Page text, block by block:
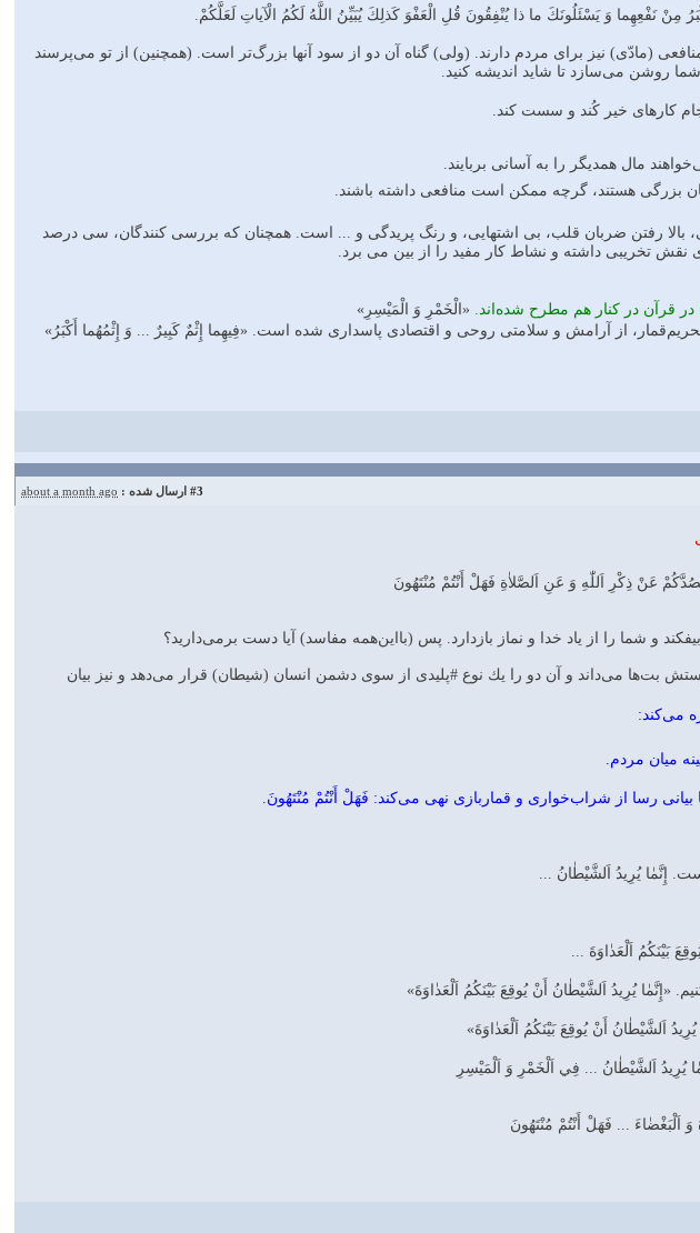
مِنْ نَفْعِهِما وَ يَسْئَلُونَكَ ما ذا يُنْفِقُونَ قُلِ الْعَفْوَ كَذلِكَ يُبَيِّنُ اللَّهُ لَكُمُ الْآياتِ لَعَلَّكُمْ.
(مادّى) نيز براى مردم دارند. (ولى) گناه آن دو از سود آنها بزرگ‌تر است. (همچنين) از تو مى‌پرسند
شما روشن مى‌سازد تا شايد انديشه كنيد.
كارهاى خير كُند و سست كند.
مال همديگر را به آسانى بربايند.
بزرگى هستند، گرچه ممكن است منافعى داشته باشند.
بالا رفتن ضربان قلب، بى اشتهايى، و رنگ پريدگى و ... است. همچنان كه بررسى كنندگان، سى درصد
نقش تخريبى داشته و نشاط كار مفيد را از بین می برد.
قرآن در كنار هم مطرح شده‌اند. «الْخَمْرِ وَ الْمَيْسِرِ»
#3 ارسال شده : about a month ago
عَنْ ذِكْرِ اَللّٰهِ وَ عَنِ اَلصَّلاٰةِ فَهَلْ أَنْتُمْ مُنْتَهُونَ
و شما را از ياد خدا و نماز بازدارد. پس (بااين‌همه مفاسد) آيا دست برمى‌داريد؟
بت‌ها مى‌داند و آن دو را يك نوع #پليدى از سوى دشمن انسان (شيطان) قرار مى‌دهد و نيز بيان
مى‌كند: